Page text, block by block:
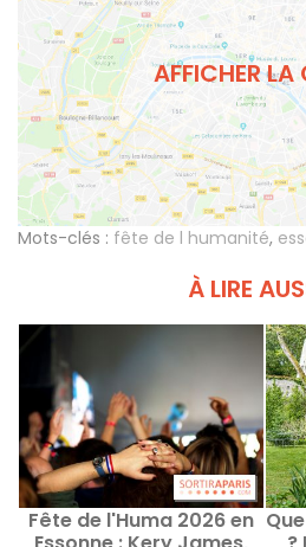
AFFICHER LA
Mots-clés : fête de l humanité,
À LIRE
Fête de l'Huma 2026 en